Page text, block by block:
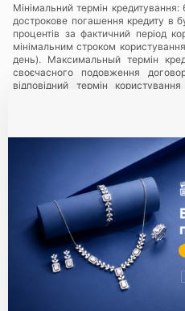
Мінімальний термін
дострокове погашення кредиту в
процентів за фактичний період
мінімальним строком
день). Максимальный термін
своєчасного подовження
відповідний термін
1,3% в день, приклад розрахунку:
користування 63 календарні
заплатити суму у розмірі 819 грн.
Послуги надаються в мережі
юридичні особи та їх
послуги з використанням
послуг) «Скарбниця ТМ»..Політика
Партнери:
Єдиний ключ до всіх